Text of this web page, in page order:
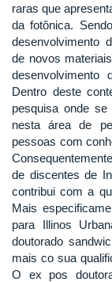
raras que
da fotônica.
desenvolvimento
de novos
desenvolvimento
Dentro deste
pesquisa onde
nesta área de
pessoas com
de discentes de
contribui com a
Mais
para Illinos
doutorado
mais co sua
O ex pos